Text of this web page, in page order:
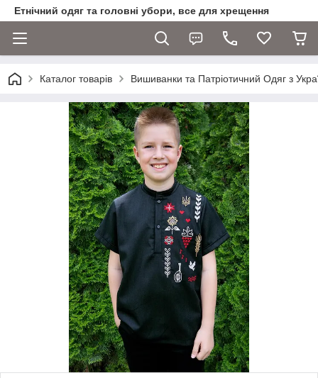
Етнічний одяг та головні убори, все для хрещення
Каталог товарів Вишиванки та Патріотичний Одяг з